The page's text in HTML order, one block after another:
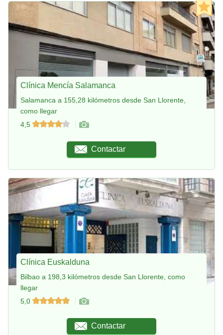
Clínica Mencía Salamanca
Salamanca a 155,28 kilómetros desde San Llorente,
como llegar
4,5
Contactar
Clínica Euskalduna
Bilbao a 198,3 kilómetros desde San Llorente, como
llegar
5,0
Contactar